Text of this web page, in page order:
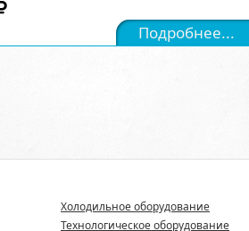
Подробнее...
Холодильное оборудование
Технологическое оборудование